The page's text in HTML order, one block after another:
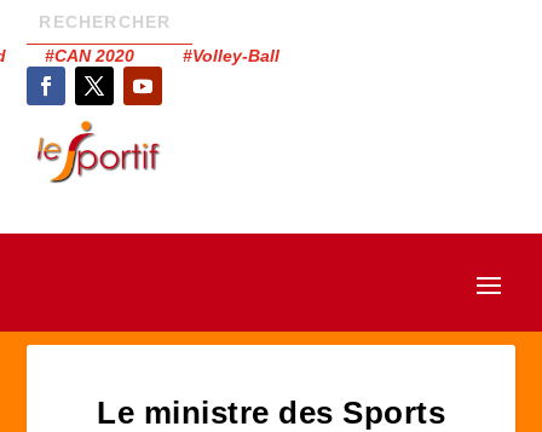
#CAN 2020 #Volley-Ball
Le ministre des Sports